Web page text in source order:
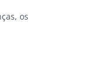
os